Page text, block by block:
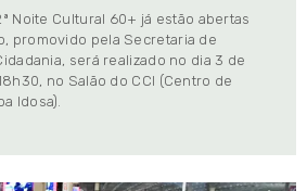
Noite Cultural 60+ já estão abertas
promovido pela Secretaria de
será realizado no dia 3 de
no Salão do CCI (Centro de
Idosa).